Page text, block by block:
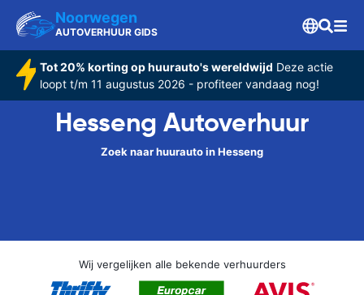
Noorwegen
AUTOVERHUUR GIDS
Tot 20% korting op huurauto's wereldwijd Deze actie
loopt t/m 11 augustus 2026 - profiteer vandaag nog!
Hesseng Autoverhuur
Zoek naar huurauto in Hesseng
Wij vergelijken alle bekende verhuurders